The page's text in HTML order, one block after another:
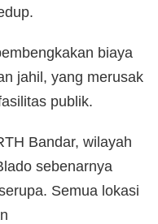
biaya
jahil, yang merusak
publik.
Bandar, wilayah
sebenarnya
Semua lokasi